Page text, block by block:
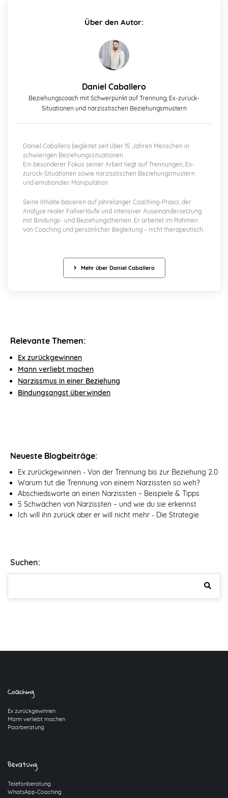
Über den Autor:
Daniel Caballero
Beziehungscoach mit Schwerpunkt auf Trennung, Ex-zurück-
Situationen und narzisstischen Beziehungsmustern
Daniel Caballero begleitet seit über 15 Jahren Menschen in
schwierigen Beziehungssituationen.
Ein besonderer Fokus seiner Arbeit liegt auf Trennungen, Ex-
zurück-Situationen sowie narzisstischen Beziehungsmustern
und emotionaler Manipulation.
Seine Inhalte basieren auf jahrelanger Coaching-Praxis, der
Analyse realer Fallverläufe und intensiver Auseinandersetzung
mit Bindungs- und Beziehungsthemen. Er arbeitet im Rahmen
von Coaching und persönlicher Begleitung – nicht therapeutisch.
Mehr über Daniel Caballero
Relevante Themen:
Ex zurückgewinnen
Mann verliebt machen
Narzissmus in einer Beziehung
Bindungsangst überwinden
Neueste Blogbeiträge:
Ex zurückgewinnen - Von der Trennung bis zur Beziehung 2.0
Warum tut die Trennung von einem Narzissten so weh?
Abschiedsworte an einen Narzissten – Beispiele & Tipps
5 Schwächen von Narzissten – und wie du sie erkennst
Ich will ihn zurück aber er will nicht mehr - Die Strategie
Suchen:
Coaching
Ex zurückgewinnen
Mann verliebt machen
Paarberatung
Beratung
Telefonberatung
WhatsApp-Coaching